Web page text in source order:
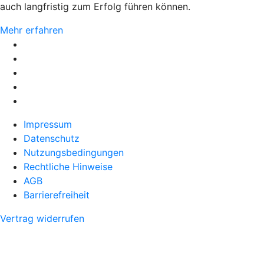
auch langfristig zum Erfolg führen können.
Mehr erfahren
Impressum
Datenschutz
Nutzungsbedingungen
Rechtliche Hinweise
AGB
Barrierefreiheit
Vertrag widerrufen